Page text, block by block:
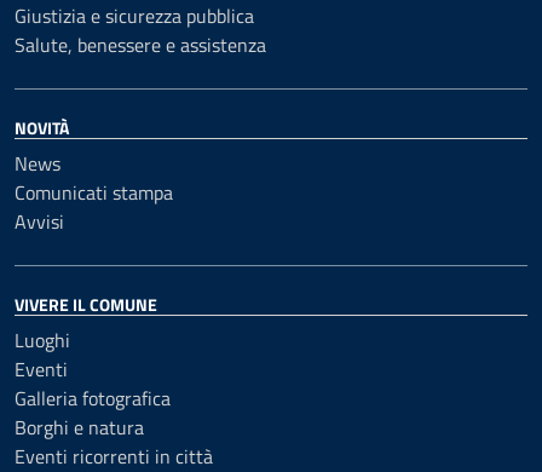
Giustizia e sicurezza pubblica
Salute, benessere e assistenza
NOVITÀ
News
Comunicati stampa
Avvisi
VIVERE IL COMUNE
Luoghi
Eventi
Galleria fotografica
Borghi e natura
Eventi ricorrenti in città